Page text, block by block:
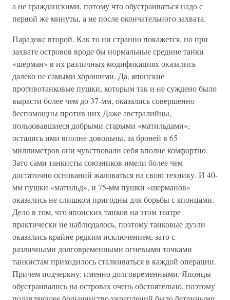
а не гражданскими, потому что обустраиваться надо с
первой же минуты, а не после окончательного захвата.
Парадокс второй. Как то ни странно покажется, но при
захвате островов вроде бы нормальные средние танки
«шерман» в их различных модификациях оказались
далеко не самыми хорошими. Да, японские
противотанковые пушки, которым так и не суждено было
вырасти более чем до 37-мм, оказались совершенно
беспомощны против них Даже австралийцы,
пользовавшиеся добрыми старыми «матильдами»,
остались ими вполне довольны, за броней в 65
миллиметров они чувствовали себя вполне комфортно.
Зато сами танкисты союзников имели более чем
достаточно оснований жаловаться на свою технику. И 40-
мм пушки «матильд», и 75-мм пушки «шерманов»
оказались не слишком пригодны для борьбы с японцами.
Дело в том, что японских танков на этом театре
практически не наблюдалось, поэтому танковые дуэли
оказались крайне редким исключением, зато с
различными долговременными огневыми точками
танкистам приходилось сталкиваться в каждой операции.
Причем подчеркну: именно долговременными. Японцы
обустраивались на островах очень обстоятельно, поэтому